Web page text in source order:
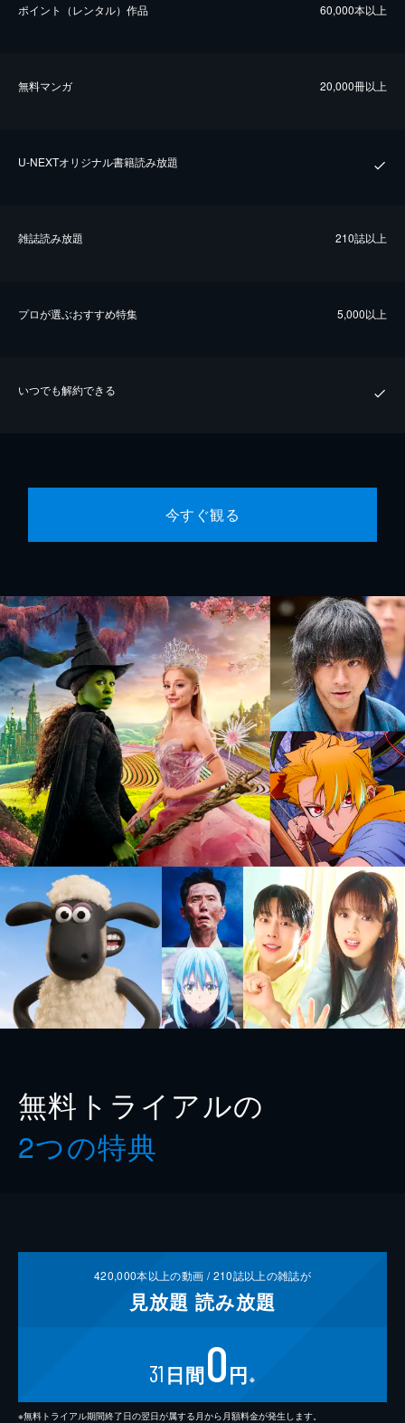
ポイント（レンタル）作品 60,000本以上
無料マンガ 20,000冊以上
U-NEXTオリジナル書籍読み放題
雑誌読み放題 210誌以上
プロが選ぶおすすめ特集 5,000以上
いつでも解約できる
今すぐ観る
無料トライアルの
2つの特典
420,000本以上の動画 /210誌以上の雑誌が
見放題 読み放題
31 日間0円 ※
※無料トライアル期間終了日の翌日が属する月から月額料金が発生します。